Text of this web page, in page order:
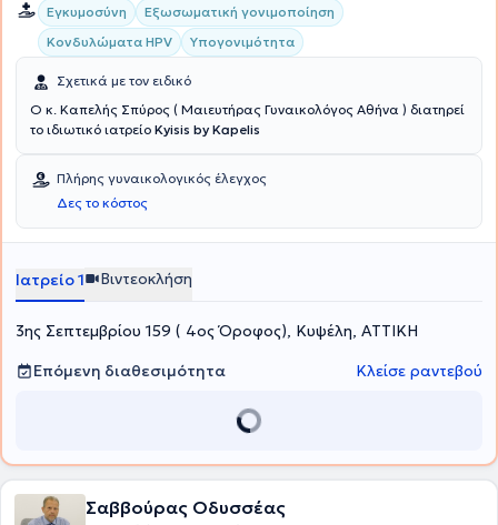
Εγκυμοσύνη
Εξωσωματική γονιμοποίηση
Κονδυλώματα HPV
Υπογονιμότητα
Σχετικά με τον ειδικό
Ο κ. Καπελής Σπύρος ( Μαιευτήρας Γυναικολόγος Αθήνα ) διατηρεί
το ιδιωτικό ιατρείο Kyisis by Kapelis
Πλήρης γυναικολογικός έλεγχος
Δες το κόστος
Ιατρείο 1 Βιντεοκλήση
3ης Σεπτεμβρίου 159 ( 4ος Όροφος), Κυψέλη, ΑΤΤΙΚΗ
Επόμενη διαθεσιμότητα
Κλείσε ραντεβού
Σαββούρας Οδυσσέας